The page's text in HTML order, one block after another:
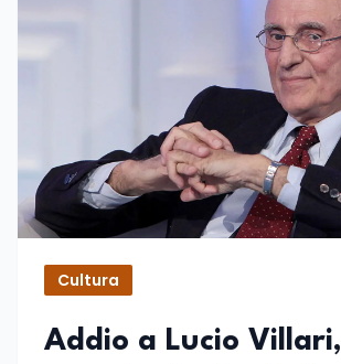
Cultura
Addio a Lucio Villari,